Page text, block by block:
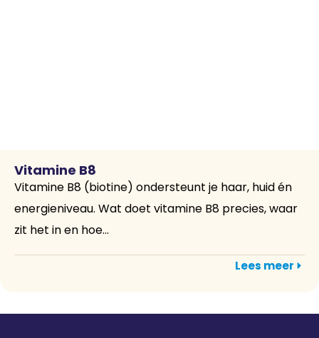
Vitamine B8
Vitamine B8 (biotine) ondersteunt je haar, huid én
energieniveau. Wat doet vitamine B8 precies, waar
zit het in en hoe...
Lees meer